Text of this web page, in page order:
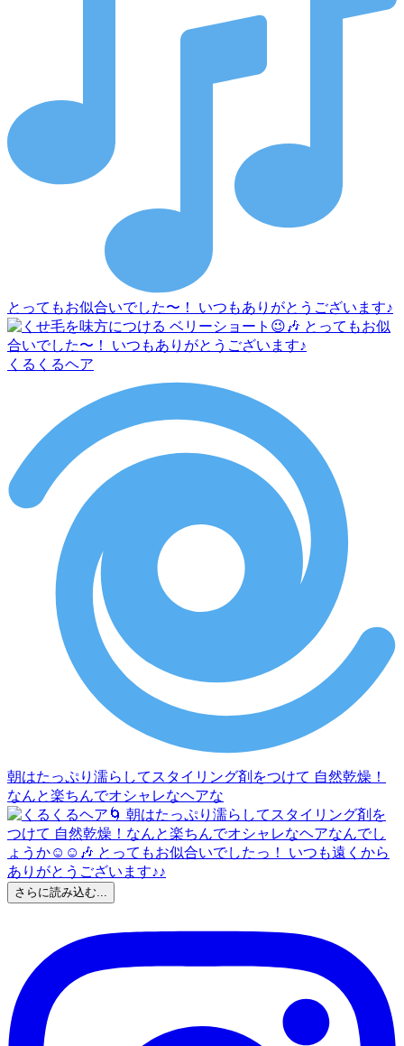
とってもお似合いでした〜！ いつもありがとうございます♪
くるくるヘア
朝はたっぷり濡らしてスタイリング剤をつけて 自然乾燥！
なんと楽ちんでオシャレなヘアな
さらに読み込む...